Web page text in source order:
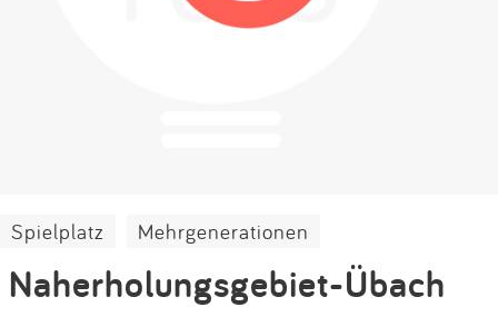
Impressum
Spielplatz Mehrgenerationen
Naherholungsgebiet-Übach